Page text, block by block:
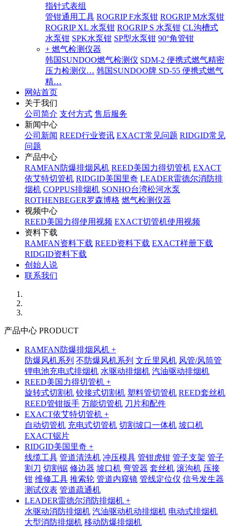
指针式表组
管钳通用工具 ROGRIP F水泵钳 ROGRIP M水泵钳
ROGRIP XL 水泵钳 ROGRIP S 水泵钳 CL沟槽式
水泵钳 SPK水泵钳 SP型水泵钳 90°角管钳
+ 燃气检测仪器
韩国SUNDOO燃气检测仪 SDM-2 便携式燃气精密
压力检测仪… 韩国SUNDOO牌 SD-55 便携式燃气
精…
网站首页
关于我们
公司简介 支付方式 售后服务
新闻中心
公司新闻 REED行业资讯 EXACT常见问题 RIDGID常见
问题
产品中心
RAMFAN防爆排烟风机 REED美国力得切管机 EXACT
依艾特切管机 RIDGID美国里奇 LEADER雷德尔消防排
烟机 COPPUS排烟机 SONHO台湾松河水泵
ROTHENBEGER罗森博格 燃气检测仪器
视频中心
REED美国力得使用视频 EXACT切管机使用视频
资料下载
RAMFAN资料下载 REED资料下载 EXACT样册下载
RIDGID资料下载
创始人说
联系我们
产品中心 PRODUCT
RAMFAN防爆排烟风机 +
防爆风机系列 不防爆风机系列 文丘里风机 风管/风筒管
锂电池充电式排烟机 水驱动排烟机 汽油驱动排烟机
REED美国力得切管机 +
旋转式切割机 铰接式切割机 塑料管切管机 REED套丝机
REED管钳扳手 万能切管机 刀片和配件
EXACT依艾特切管机 +
自动切管机 充电式切管机 切割坡口一体机 坡口机
EXACT锯片
RIDGID美国里奇 +
线缆工具 管道清洗机 冲压模具 管钳虎钳 管子支架 管子
割刀 切割锯 修边器 坡口机 弯管器 套丝机 滚沟机 压接
钳 维修工具 推索轮 管道内窥镜 管线定位仪 信号发生器
测试仪表 管道疏通机
LEADER雷德尔消防排烟机 +
水驱动消防排烟机 汽油驱动机动排烟机 电动式排烟机
大型消防排烟机 移动防爆排烟机